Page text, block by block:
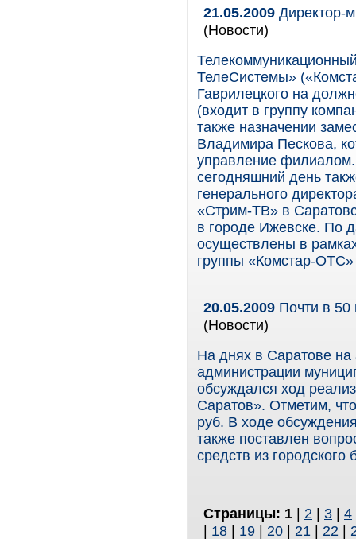
21.05.2009 Директор-
(Новости)
ТелеСистемы»
Гаврилецкого на
(входит в группу
также назначении
Владимира Пескова,
управление
сегодняшний день
генерального
«Стрим-ТВ» в
в городе Ижевске. По
осуществлены в
группы «Комстар-ОТС»
20.05.2009 Почти в
(Новости)
На днях в Саратове
администрации
обсуждался ход
Саратов». Отметим,
руб. В ходе
также поставлен
средств из городского
Страницы: 1 | 2 | 3 | 4
| 18 | 19 | 20 | 21 | 22 |